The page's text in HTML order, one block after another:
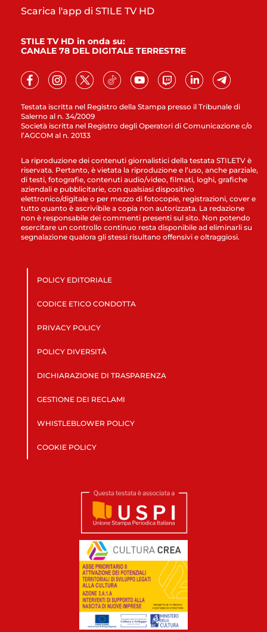
Testata iscritta nel Registro della Stampa presso il Tribunale di
Salerno al n. 34/2009
Società iscritta nel Registro degli Operatori di Comunicazione c/o
l’AGCOM al n. 20133
Scarica l'app di STILE TV HD
STILE TV HD in onda su:
CANALE 78 DEL DIGITALE TERRESTRE
La riproduzione dei contenuti giornalistici della testata STILETV è
riservata. Pertanto, è vietata la riproduzione e l’uso, anche parziale,
di testi, fotografie, contenuti audio/video, filmati, loghi, grafiche
aziendali e pubblicitarie, con qualsiasi dispositivo
elettronico/digitale o per mezzo di fotocopie, registrazioni, cover e
tutto quanto è ascrivibile a copia non autorizzata. La redazione
non è responsabile dei commenti presenti sul sito. Non potendo
esercitare un controllo continuo resta disponibile ad eliminarli su
segnalazione qualora gli stessi risultano offensivi e oltraggiosi.
POLICY EDITORIALE
CODICE ETICO CONDOTTA
PRIVACY POLICY
POLICY DIVERSITÀ
DICHIARAZIONE DI TRASPARENZA
GESTIONE DEI RECLAMI
WHISTLEBLOWER POLICY
COOKIE POLICY